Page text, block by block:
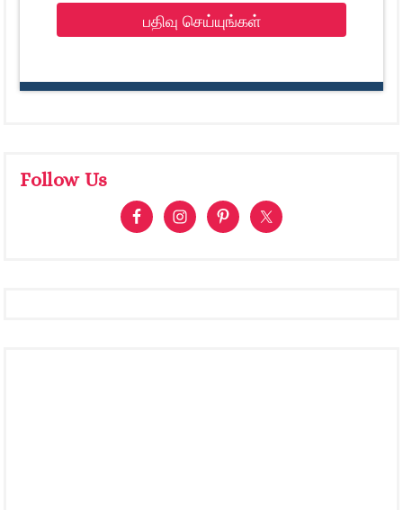
பதிவு செய்யுங்கள்
Follow Us